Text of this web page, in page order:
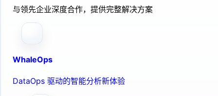
与领先企业深度合作，提供完整解决方案
WhaleOps
DataOps 驱动的智能分析新体验